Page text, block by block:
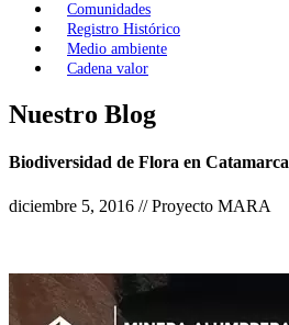
Comunidades
Registro Histórico
Medio ambiente
Cadena valor
Nuestro Blog
Biodiversidad de Flora en Catamarca
diciembre 5, 2016 // Proyecto MARA